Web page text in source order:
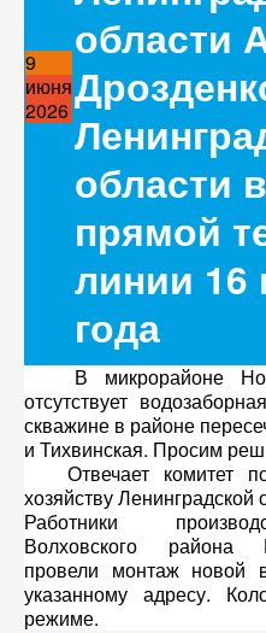
9
июня
2026
области
области
прямой
линии 16
года
В микрорайоне
отсутствует
скважине в районе
и Тихвинская. Просим
Отвечает комитет
хозяйству Ленинградской
Работники
Волховского района
провели монтаж новой
указанному адресу.
режиме.